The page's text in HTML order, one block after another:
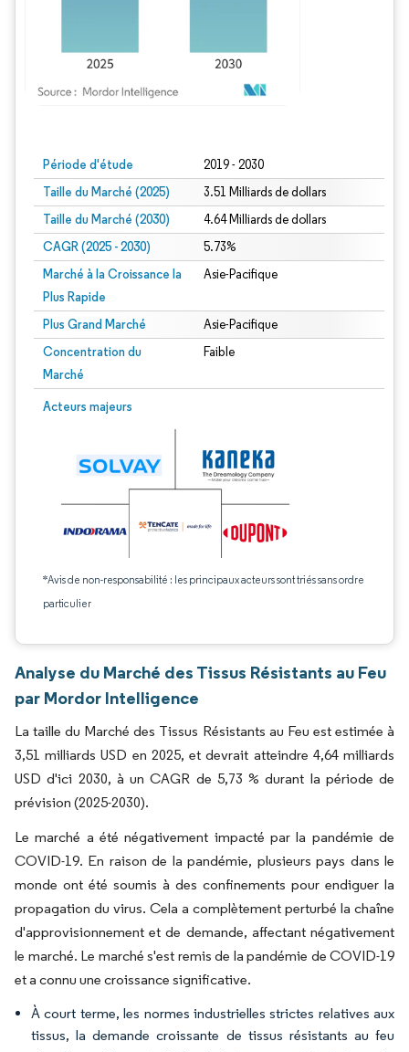
Période d'étude 2019 - 2030
Taille du Marché (2025) 3.51 Milliards de dollars
Taille du Marché (2030) 4.64 Milliards de dollars
CAGR (2025 - 2030) 5.73%
Marché à la Croissance la
Plus Rapide
Asie-Pacifique
Plus Grand Marché Asie-Pacifique
Concentration du
Marché
Faible
Acteurs majeurs
*Avis de non-responsabilité : les principaux acteurs sont triés sans ordre
particulier
Analyse du Marché des Tissus Résistants au Feu
par Mordor Intelligence
La taille du Marché des Tissus Résistants au Feu est estimée à
3,51 milliards USD en 2025, et devrait atteindre 4,64 milliards
USD d'ici 2030, à un CAGR de 5,73 % durant la période de
prévision (2025-2030).
Le marché a été négativement impacté par la pandémie de
COVID-19. En raison de la pandémie, plusieurs pays dans le
monde ont été soumis à des confinements pour endiguer la
propagation du virus. Cela a complètement perturbé la chaîne
d'approvisionnement et de demande, affectant négativement
le marché. Le marché s'est remis de la pandémie de COVID-19
et a connu une croissance significative.
À court terme, les normes industrielles strictes relatives aux
tissus, la demande croissante de tissus résistants au feu